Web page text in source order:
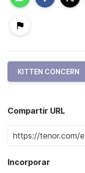
KITTEN CONCERN
Compartir URL
Incorporar